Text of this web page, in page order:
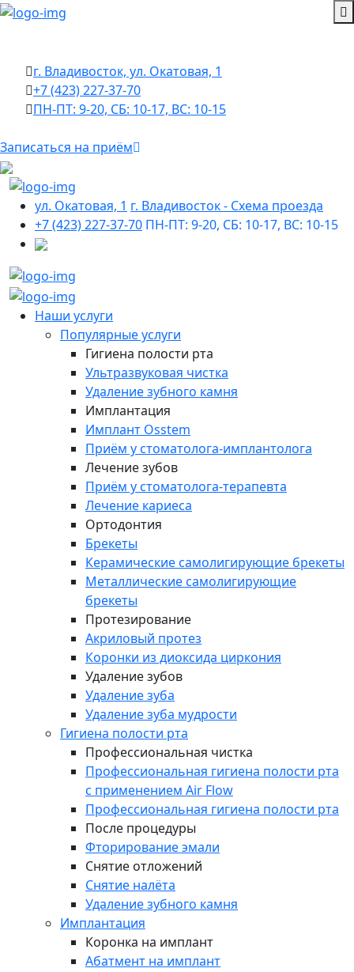
г. Владивосток, ул. Окатовая, 1
+7 (423) 227-37-70
ПН-ПТ: 9-20, СБ: 10-17, ВС: 10-15
Записаться на приём
ул. Окатовая, 1 г. Владивосток - Cхема проезда
+7 (423) 227-37-70 ПН-ПТ: 9-20, СБ: 10-17, ВС: 10-15
Наши услуги
Популярные услуги
Гигиена полости рта
Ультразвуковая чистка
Удаление зубного камня
Имплантация
Имплант Osstem
Приём у стоматолога-имплантолога
Лечение зубов
Приём у стоматолога-терапевта
Лечение кариеса
Ортодонтия
Брекеты
Керамические самолигирующие брекеты
Металлические самолигирующие
брекеты
Протезирование
Акриловый протез
Коронки из диоксида циркония
Удаление зубов
Удаление зуба
Удаление зуба мудрости
Гигиена полости рта
Профессиональная чистка
Профессиональная гигиена полости рта
с применением Air Flow
Профессиональная гигиена полости рта
После процедуры
Фторирование эмали
Снятие отложений
Снятие налёта
Удаление зубного камня
Имплантация
Коронка на имплант
Абатмент на имплант